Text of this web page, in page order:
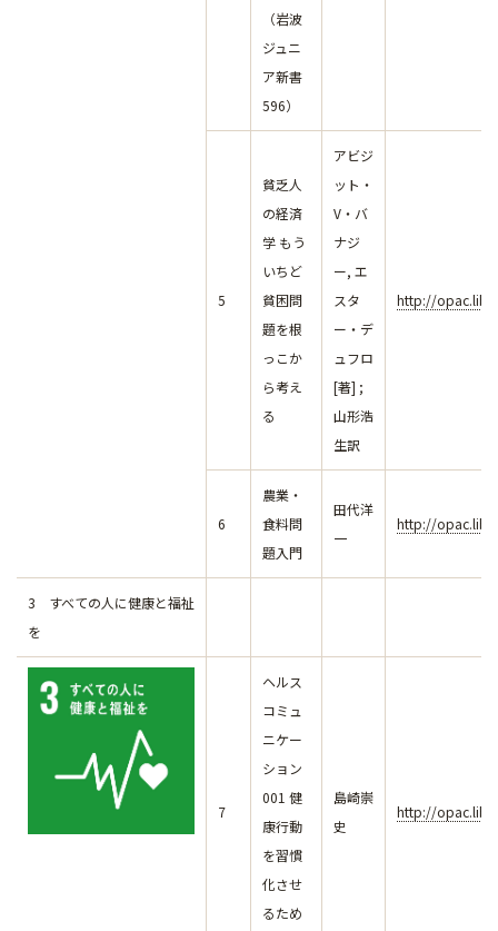
（岩波
ジュニ
ア新書
596）
5
貧乏人
の経済
学 もう
いちど
貧困問
題を根
っこか
ら考え
る
アビジ
ット・
V・バ
ナジ
ー, エ
スタ
ー・デ
ュフロ
[著] ;
山形浩
生訳
http://
6
農業・
食料問
題入門
田代洋
一
http://
3 すべての人に健康と福祉
を
7
ヘルス
コミュ
ニケー
ション
001 健
康行動
を習慣
化させ
るため
島崎崇
史
http://